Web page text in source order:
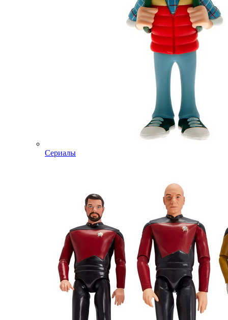
Сериалы